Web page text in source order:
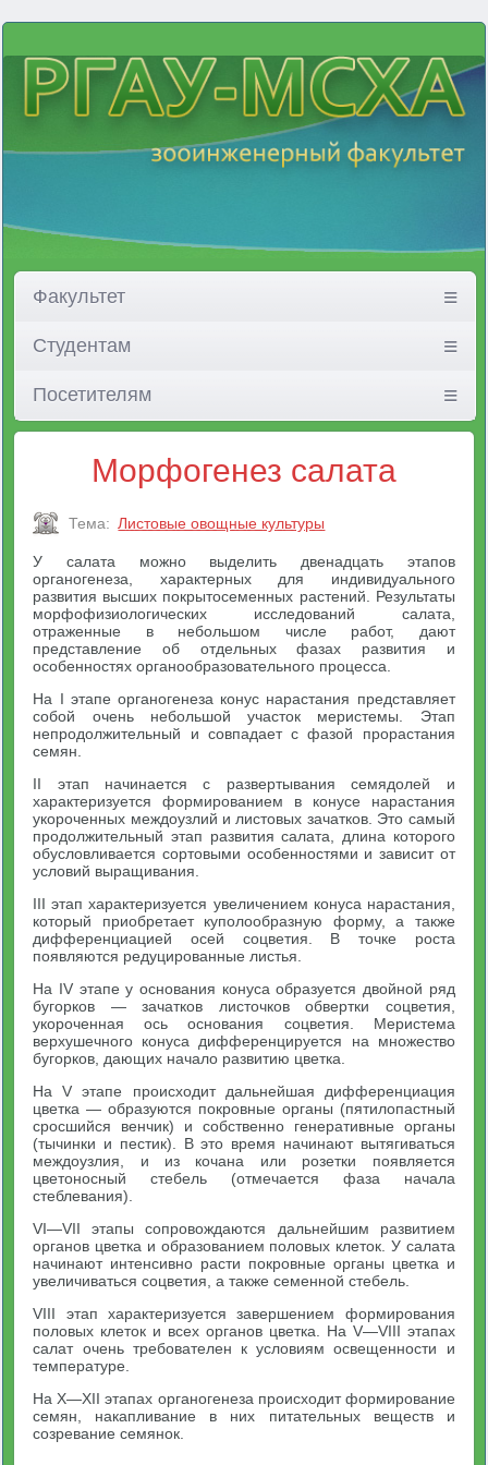
Факультет
Студентам
Посетителям
Морфогенез салата
Тема: Листовые овощные культуры
У салата можно выделить двенадцать этапов
органогенеза, характерных для индивидуального
развития высших покрытосеменных растений. Результаты
морфофизиологических исследований салата,
отраженные в небольшом числе работ, дают
представление об отдельных фазах развития и
особенностях органообразовательного процесса.
На I этапе органогенеза конус нарастания представляет
собой очень небольшой участок меристемы. Этап
непродолжительный и совпадает с фазой прорастания
семян.
II этап начинается с развертывания семядолей и
характеризуется формированием в конусе нарастания
укороченных междоузлий и листовых зачатков. Это самый
продолжительный этап развития салата, длина которого
обусловливается сортовыми особенностями и зависит от
условий выращивания.
III этап характеризуется увеличением конуса нарастания,
который приобретает куполообразную форму, а также
дифференциацией осей соцветия. В точке роста
появляются редуцированные листья.
На IV этапе у основания конуса образуется двойной ряд
бугорков — зачатков листочков обвертки соцветия,
укороченная ось основания соцветия. Меристема
верхушечного конуса дифференцируется на множество
бугорков, дающих начало развитию цветка.
На V этапе происходит дальнейшая дифференциация
цветка — образуются покровные органы (пятилопастный
сросшийся венчик) и собственно генеративные органы
(тычинки и пестик). В это время начинают вытягиваться
междоузлия, и из кочана или розетки появляется
цветоносный стебель (отмечается фаза начала
стеблевания).
VI—VII этапы сопровождаются дальнейшим развитием
органов цветка и образованием половых клеток. У салата
начинают интенсивно расти покровные органы цветка и
увеличиваться соцветия, а также семенной стебель.
VIII этап характеризуется завершением формирования
половых клеток и всех органов цветка. На V—VIII этапах
салат очень требователен к условиям освещенности и
температуре.
На X—XII этапах органогенеза происходит формирование
семян, накапливание в них питательных веществ и
созревание семянок.